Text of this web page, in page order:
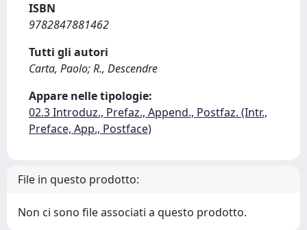
ISBN
9782847881462
Tutti gli autori
Carta, Paolo; R., Descendre
Appare nelle tipologie:
02.3 Introduz., Prefaz., Append., Postfaz. (Intr.,
Preface, App., Postface)
File in questo prodotto:
Non ci sono file associati a questo prodotto.